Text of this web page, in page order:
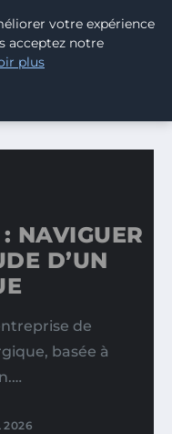
BLOG
L’INCERTITUDE D’UN…
NAVIGUER
D’UN
de
basée à
2026
votre expérience
acceptez notre
plus